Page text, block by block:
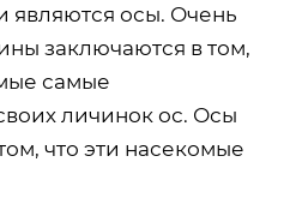
являются осы. Очень
заключаются в том,
самые
личинок ос. Осы
что эти насекомые